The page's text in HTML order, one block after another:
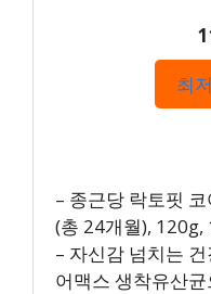
최
– 종근당 락토핏
(총 24개월), 120g,
– 자신감 넘치는
어맥스 생착유산